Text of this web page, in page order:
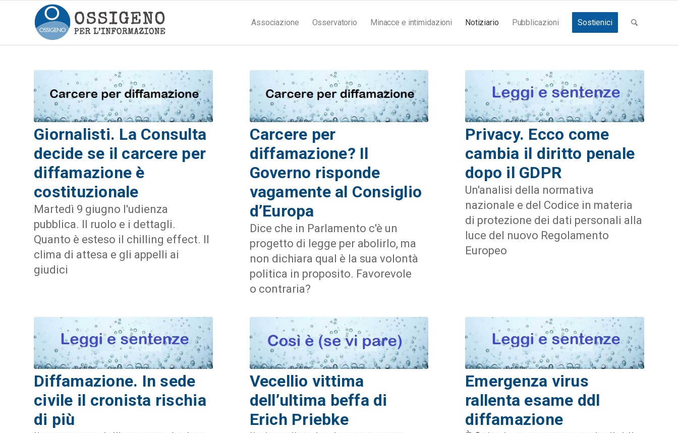
Associazione Osservatorio Minacce e intimidazioni Notiziario Pubblicazioni Sostienici
Giornalisti. La Consulta
decide se il carcere per
diffamazione è
costituzionale
Martedì 9 giugno l'udienza
pubblica. Il ruolo e i dettagli.
Quanto è esteso il chilling effect. Il
clima di attesa e gli appelli ai
giudici
Carcere per
diffamazione? Il
Governo risponde
vagamente al Consiglio
d’Europa
Dice che in Parlamento c'è un
progetto di legge per abolirlo, ma
non dichiara qual è la sua volontà
politica in proposito. Favorevole
o contraria?
Privacy. Ecco come
cambia il diritto penale
dopo il GDPR
Un'analisi della normativa
nazionale e del Codice in materia
di protezione dei dati personali alla
luce del nuovo Regolamento
Europeo
Diffamazione. In sede
civile il cronista rischia
di più
Vecellio vittima
dell’ultima beffa di
Erich Priebke
Emergenza virus
rallenta esame ddl
diffamazione